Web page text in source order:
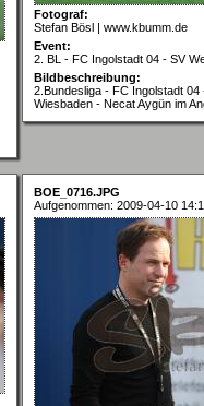
Fotograf:
Stefan Bösl | www.kbumm.de
Event:
2. BL - FC Ingolstadt 04 - SV
Bildbeschreibung:
2.Bundesliga - FC Ingolstadt 04
Wiesbaden - Necat Aygün im
BOE_0716.JPG
Aufgenommen: 2009-04-10